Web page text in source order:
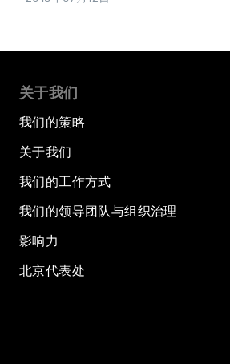
关于我们
我们的策略
关于我们
我们的工作方式
我们的领导团队与组织治理
影响力
北京代表处